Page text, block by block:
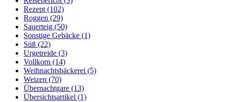
Rezept (102)
Roggen (29)
Sauerteig (50)
Sonstige Gebäcke (1)
Süß (22)
Urgetreide (3)
Vollkorn (14)
Weihnachtsbäckerei (5)
Weizen (70)
Übernachtgare (13)
Übersichtsartikel (1)